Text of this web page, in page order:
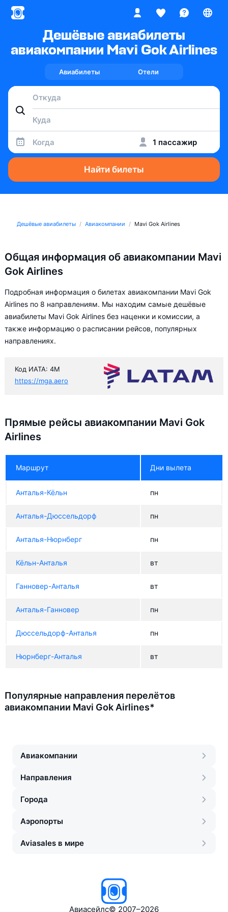
Дешёвые авиабилеты
авиакомпании Mavi Gok Airlines
Авиабилеты Отели
Когда 1 пассажир
Найти билеты
Дешёвые авиабилеты Авиакомпании Mavi Gok Airlines
Общая информация об авиакомпании Mavi
Gok Airlines
Подробная информация о билетах авиакомпании Mavi Gok
Airlines по 8 направлениям. Мы находим самые дешёвые
авиабилеты Mavi Gok Airlines без наценки и комиссии, а
также информацию о расписании рейсов, популярных
направлениях.
Код ИАТА: 4M
https://mga.aero
Прямые рейсы авиакомпании Mavi Gok
Airlines
Маршрут Дни вылета
Анталья-Кёльн пн
Анталья-Дюссельдорф пн
Анталья-Нюрнберг пн
Кёльн-Анталья вт
Ганновер-Анталья вт
Анталья-Ганновер пн
Дюссельдорф-Анталья пн
Нюрнберг-Анталья вт
Популярные направления перелётов
авиакомпании Mavi Gok Airlines*
Авиакомпании
Направления
Города
Аэропорты
Aviasales в мире
Авиасейлс© 2007–2026